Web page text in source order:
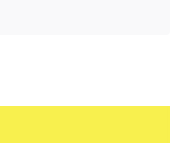
женщин.
реакции при